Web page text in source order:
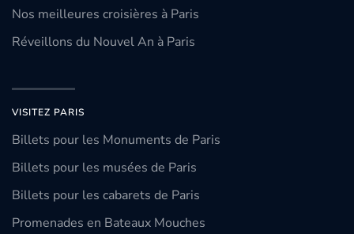
Nos meilleures croisières à Paris
Réveillons du Nouvel An à Paris
VISITEZ PARIS
Billets pour les Monuments de Paris
Billets pour les musées de Paris
Billets pour les cabarets de Paris
Promenades en Bateaux Mouches